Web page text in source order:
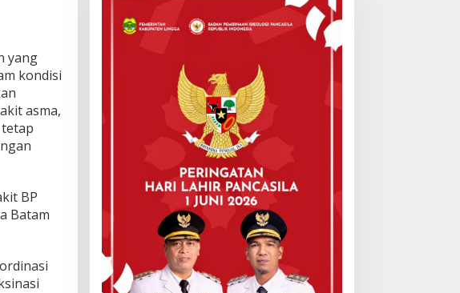
yang
kondisi
asma,
BP
Batam